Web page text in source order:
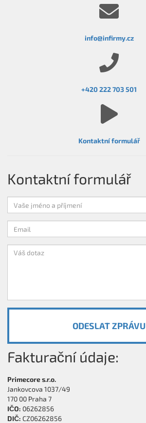
info@infirmy.cz
+420 222 703 501
Kontaktní formulář
Kontaktní formulář
ODESLAT ZPRÁVU
Fakturační údaje:
Primecore s.r.o.
Jankovcova 1037/49
170 00 Praha 7
IČO: 06262856
DIČ: CZ06262856